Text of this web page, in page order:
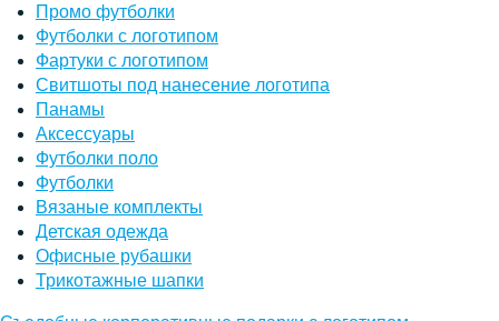
Промо футболки
Футболки с логотипом
Фартуки с логотипом
Свитшоты под нанесение логотипа
Панамы
Аксессуары
Футболки поло
Футболки
Вязаные комплекты
Детская одежда
Офисные рубашки
Трикотажные шапки